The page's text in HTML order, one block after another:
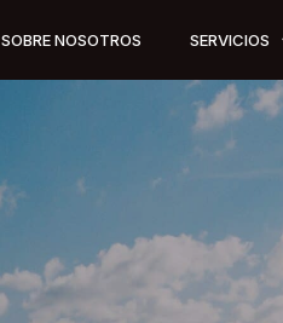
SOBRE NOSOTROS SERVICIOS